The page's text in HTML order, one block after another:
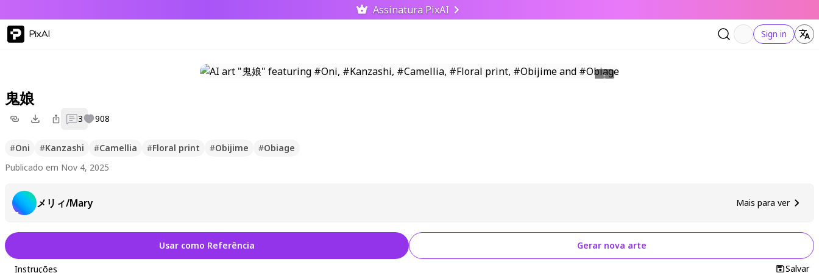
Assinatura PixAI
PixAI Sign in
鬼娘
3 908
#Oni #Kanzashi #Camellia #Floral print #Obijime #Obiage
Publicado em Nov 4, 2025
メリィ/Mary Mais para ver
Usar como Referência Gerar nova arte
Instruções Salvar